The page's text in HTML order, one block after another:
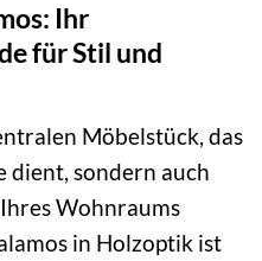
Ihr
für Stil und
Möbelstück, das
dient, sondern auch
Wohnraums
in Holzoptik ist